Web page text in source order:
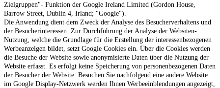
Zielgruppen"- Funktion der Google Ireland Limited (Gordon House,
Barrow Street, Dublin 4, Irland; "Google").
Die Anwendung dient dem Zweck der Analyse des Besucherverhaltens und
der Besucherinteressen. Zur Durchführung der Analyse der Websiten-
Nutzung, welche die Grundlage für die Erstellung der interessenbezogenen
Werbeanzeigen bildet, setzt Google Cookies ein. Über die Cookies werden
die Besuche der Website sowie anonymisierte Daten über die Nutzung der
Website erfasst. Es erfolgt keine Speicherung von personenbezogenen Daten
der Besucher der Website. Besuchen Sie nachfolgend eine andere Website
im Google Display-Netzwerk werden Ihnen Werbeeinblendungen angezeigt,